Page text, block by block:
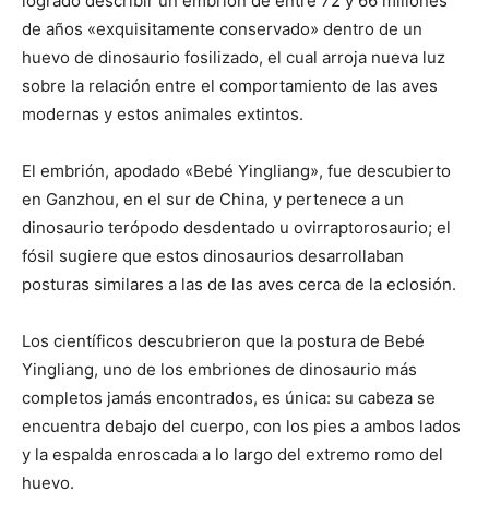
de años «exquisitamente conservado» dentro de un
huevo de dinosaurio fosilizado, el cual arroja nueva luz
sobre la relación entre el comportamiento de las aves
modernas y estos animales extintos.
El embrión, apodado «Bebé Yingliang», fue descubierto
en Ganzhou, en el sur de China, y pertenece a un
dinosaurio terópodo desdentado u ovirraptorosaurio; el
fósil sugiere que estos dinosaurios desarrollaban
posturas similares a las de las aves cerca de la eclosión.
Los científicos descubrieron que la postura de Bebé
Yingliang, uno de los embriones de dinosaurio más
completos jamás encontrados, es única: su cabeza se
encuentra debajo del cuerpo, con los pies a ambos lados
y la espalda enroscada a lo largo del extremo romo del
huevo.